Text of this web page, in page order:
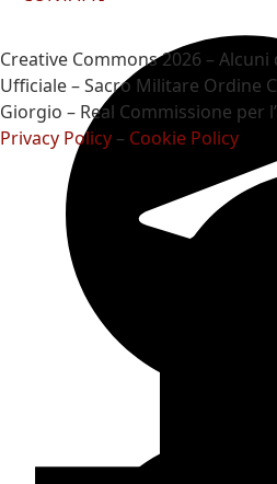
Creative Commons 2026 –
Ufficiale – Sacro Militare Ordine
Giorgio – Real Commissione per
Privacy Policy – Cookie Policy